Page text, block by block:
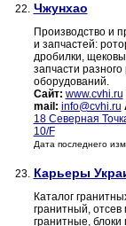
22. Чжунхао
Производство и
и запчастей:
дробилки,
запчасти
оборудований.
Сайт: www.cvhi.ru
mail: info@cvhi.ru
18 Северная
10/F
Дата последнего
23. Карьеры
Каталог
гранитный, отсев
гранитные, блоки